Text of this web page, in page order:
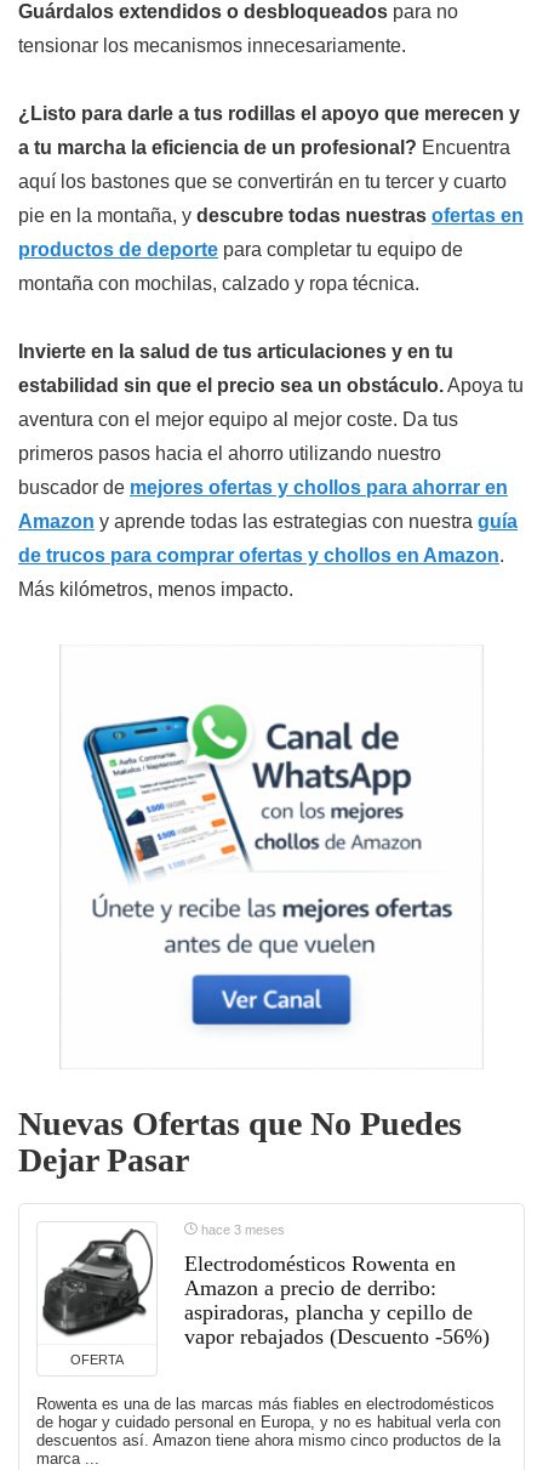
Guárdalos extendidos o desbloqueados para no
tensionar los mecanismos innecesariamente.
¿Listo para darle a tus rodillas el apoyo que merecen y
a tu marcha la eficiencia de un profesional? Encuentra
aquí los bastones que se convertirán en tu tercer y cuarto
pie en la montaña, y descubre todas nuestras ofertas en
productos de deporte para completar tu equipo de
montaña con mochilas, calzado y ropa técnica.
Invierte en la salud de tus articulaciones y en tu
estabilidad sin que el precio sea un obstáculo.Apoya tu
aventura con el mejor equipo al mejor coste. Da tus
primeros pasos hacia el ahorro utilizando nuestro
buscador de mejores ofertas y chollos para ahorrar en
Amazon y aprende todas las estrategias con nuestra guía
de trucos para comprar ofertas y chollos en Amazon.
Más kilómetros, menos impacto.
Nuevas Ofertas que No Puedes
Dejar Pasar
OFERTA
hace 3 meses
Electrodomésticos Rowenta en
Amazon a precio de derribo:
aspiradoras, plancha y cepillo de
vapor rebajados (Descuento -56%)
Rowenta es una de las marcas más fiables en electrodomésticos
de hogar y cuidado personal en Europa, y no es habitual verla con
descuentos así. Amazon tiene ahora mismo cinco productos de la
marca ...